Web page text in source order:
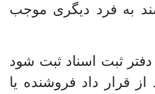
به فرد دیگری موجب
دفتر ثبت اسناد ثبت شود
قرار داد فروشنده یا